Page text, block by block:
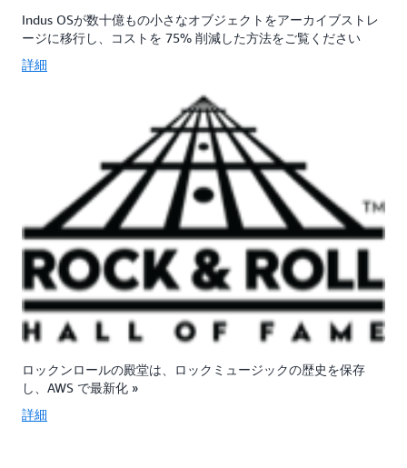
Indus OSが数十億もの小さなオブジェクトをアーカイブストレ
ージに移行し、コストを 75% 削減した方法をご覧ください
詳細
ロックンロールの殿堂は、ロックミュージックの歴史を保存
し、AWS で最新化 »
詳細